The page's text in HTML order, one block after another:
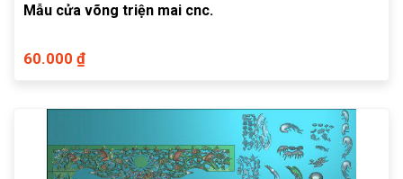
Mẫu cửa võng triện mai cnc.
60.000 ₫